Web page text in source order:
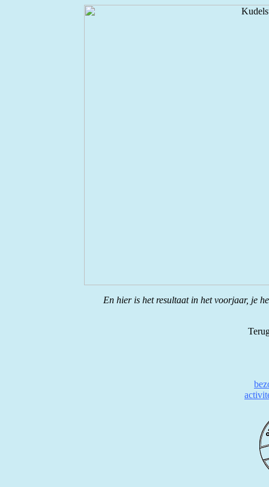
En hier is het resultaat in het voorjaar, je